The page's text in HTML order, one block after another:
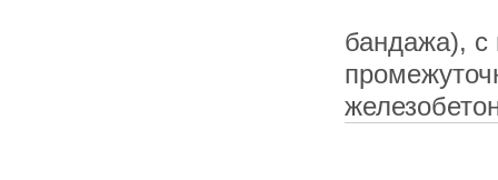
бандажа), с